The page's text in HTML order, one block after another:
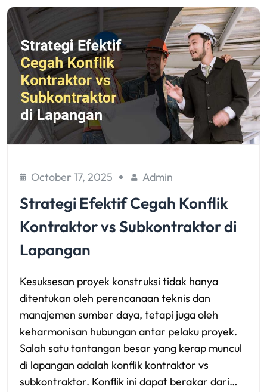
October 17, 2025 Admin
Strategi Efektif Cegah Konflik
Kontraktor vs Subkontraktor di
Lapangan
Kesuksesan proyek konstruksi tidak hanya
ditentukan oleh perencanaan teknis dan
manajemen sumber daya, tetapi juga oleh
keharmonisan hubungan antar pelaku proyek.
Salah satu tantangan besar yang kerap muncul
di lapangan adalah konflik kontraktor vs
subkontraktor. Konflik ini dapat berakar dari…